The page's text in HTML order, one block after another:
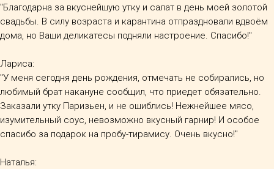
"Благодарна за вкуснейшую утку и салат в день моей золотой
свадьбы. В силу возраста и карантина отпраздновали вдвоём
дома, но Ваши деликатесы подняли настроение. Спасибо!"
Лариса:
"У меня сегодня день рождения, отмечать не собирались, но
любимый брат накануне сообщил, что приедет обязательно.
Заказали утку Паризьен, и не ошиблись! Нежнейшее мясо,
изумительный соус, невозможно вкусный гарнир! И особое
спасибо за подарок на пробу-тирамису. Очень вкусно!"
Наталья: